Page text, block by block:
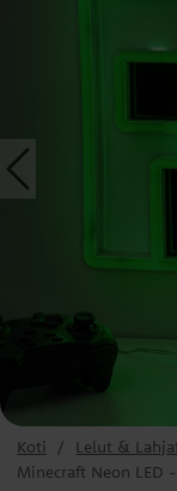
Koti Lelut &
Minecraft Neon LED